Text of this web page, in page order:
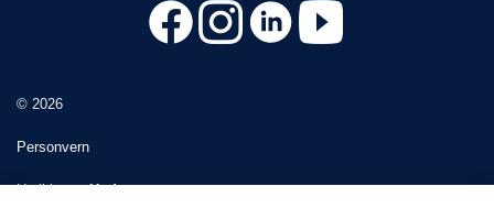
© 2026
Personvern
Utviklet avUpday